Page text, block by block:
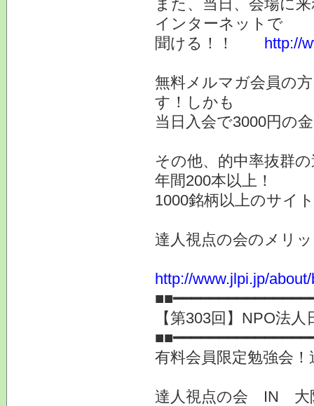
また、当日、会場に
インターネットで
聞ける！！ http://
無料メルマガ会員の
す！しかも
当日入会で3000円の
その他、的中率抜群
年間200本以上！
1000銘柄以上のサイ
達人視点の会のメリ
http://www.jlpi.jp/
【第303回】NPO法
有料会員限定勉強会
達人視点の会 IN 大